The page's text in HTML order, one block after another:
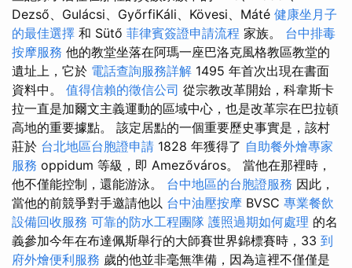
Dezső、Gulácsi、GyőrfiKáli、Kövesi、Máté 健康坐月子
的最佳選擇 和 Sütő 菲律賓簽證申請流程 家族。 台中排毒
按摩服務 他的教堂坐落在阿瑪一座巴洛克風格教區教堂的
遺址上，它於 電話查詢服務詳解 1495 年首次出現在書面
資料中。 值得信賴的徵信公司 從宗教改革開始，科韋斯卡
拉一直是加爾文主義運動的區域中心，也是改革宗在巴拉頓
高地的重要據點。 該定居點的一個重要歷史事實是，該村
莊於 台北地區台胞證申請 1828 年獲得了 自助餐外燴專家
服務 oppidum 等級，即 Amezőváros。 當他在那裡時，
他不僅能控制，還能游泳。 台中地區的台胞證服務 因此，
當他的前競爭對手邀請他以 台中油壓按摩 BVSC 專業餐飲
設備回收服務 可靠的防水工程團隊 護照過期如何處理 的名
義參加今年在布達佩斯舉行的大師賽世界錦標賽時，33 到
府外燴便利服務 歲的他並非毫無準備，因為這裡不僅僅是